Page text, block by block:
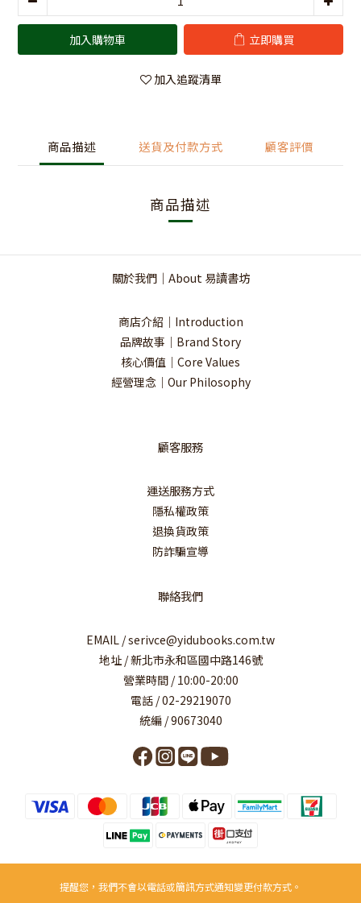
加入購物車 立即購買
加入追蹤清單
商品描述 送貨及付款方式 顧客評價
商品描述
關於我們｜About 易讀書坊
商店介紹｜Introduction
品牌故事｜Brand Story
核心價值｜Core Values
經營理念｜Our Philosophy
顧客服務
運送服務方式
隱私權政策
退換貨政策
防詐騙宣導
聯絡我們
EMAIL / serivce@yidubooks.com.tw
地址 / 新北市永和區國中路146號
營業時間 / 10:00-20:00
電話 / 02-29219070
統編 / 90673040
提醒您，我們不會以電話或簡訊方式通知變更付款方式。